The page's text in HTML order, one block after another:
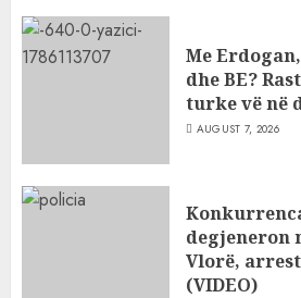
Me
dhe BE?
turke vë në
AUGUST 7, 2026
degjeneron
Vlorë,
(VIDEO)